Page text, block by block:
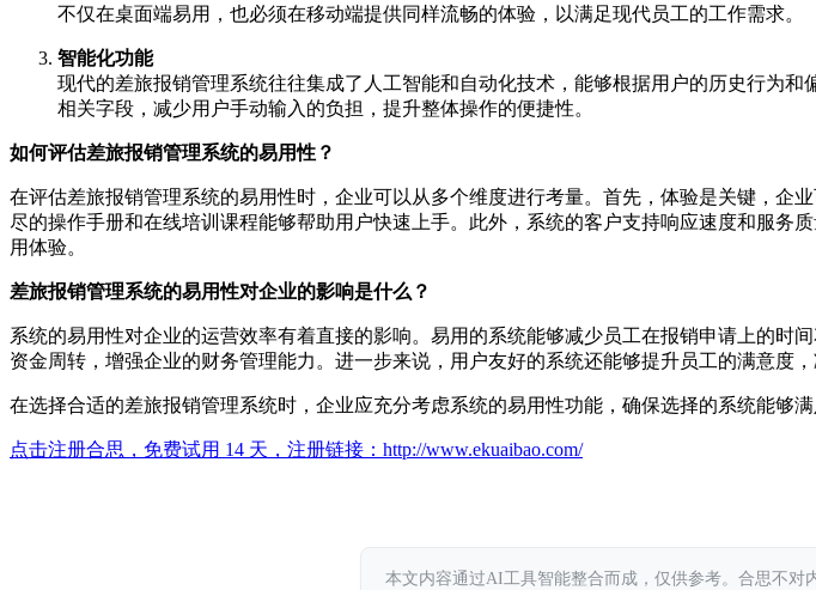
不仅在桌面端易用，也必须在移动端提供同样流畅的体验，以满足现代员工的工作需求。
智能化功能
现代的差旅报销管理系统往往集成了人工智能和自动化技术，能够根据用户的历史行为
相关字段，减少用户手动输入的负担，提升整体操作的便捷性。
如何评估差旅报销管理系统的易用性？
在评估差旅报销管理系统的易用性时，企业可以从多个维度进行考量。首先，体验是关键，
尽的操作手册和在线培训课程能够帮助用户快速上手。此外，系统的客户支持响应速度和服
用体验。
差旅报销管理系统的易用性对企业的影响是什么？
系统的易用性对企业的运营效率有着直接的影响。易用的系统能够减少员工在报销申请上的
资金周转，增强企业的财务管理能力。进一步来说，用户友好的系统还能够提升员工的满意度
在选择合适的差旅报销管理系统时，企业应充分考虑系统的易用性功能，确保选择的系统能够
点击注册合思，免费试用 14 天，注册链接： http://www.ekuaibao.com/
本文内容通过AI工具智能整合而成，仅供参考。合思不